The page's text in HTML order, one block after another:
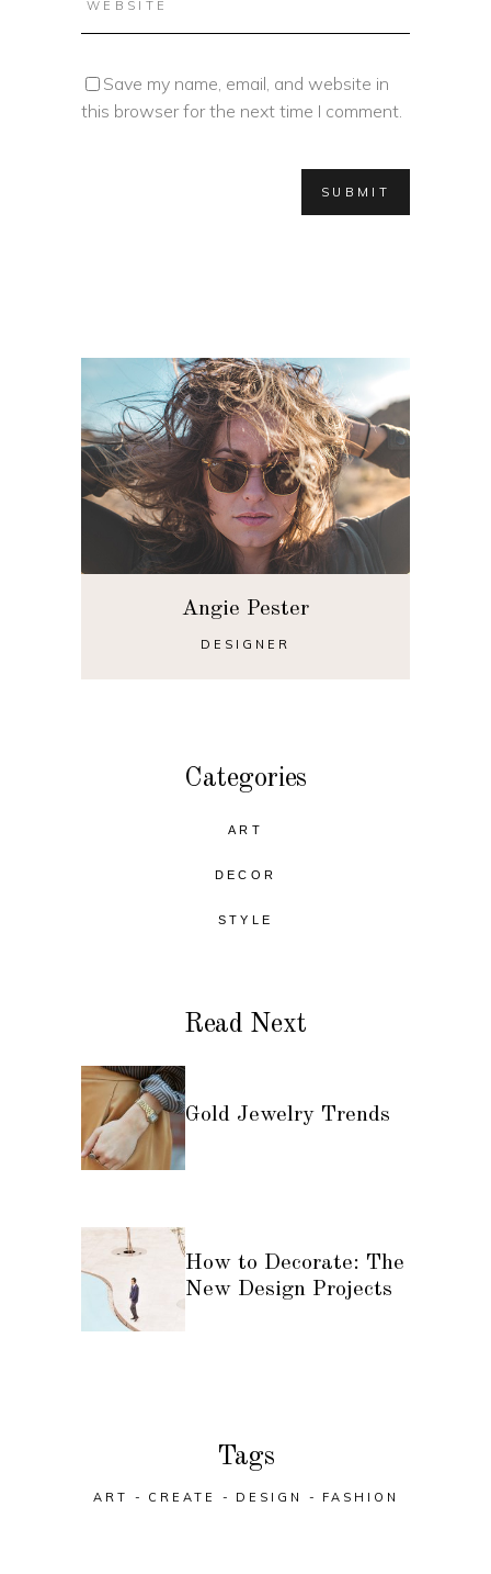
Save my name, email, and website in
this browser for the next time I comment.
Angie Pester
DESIGNER
Categories
ART
DECOR
STYLE
Read Next
Gold Jewelry Trends
How to Decorate: The
New Design Projects
Tags
ART CREATE DESIGN FASHION